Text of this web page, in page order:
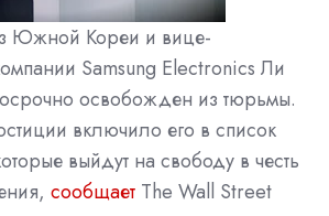
Южной Кореи и вице-
Samsung Electronics Ли
освобожден из тюрьмы.
включило его в список
выйдут на свободу в честь
сообщает The Wall Street